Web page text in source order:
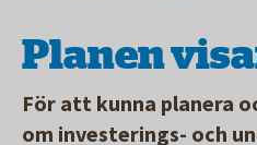
Planen
För att kunna planera
om investerings- och